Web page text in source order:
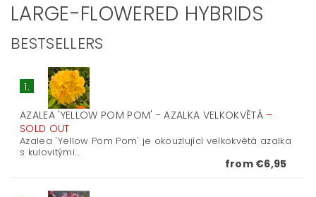
LARGE-FLOWERED HYBRIDS
BESTSELLERS
1.
AZALEA 'YELLOW POM POM' - AZALKA VELKOKVĚTÁ –
SOLD OUT
Azalea 'Yellow Pom Pom' je okouzlující velkokvětá azalka
s kulovitými...
from €6,95